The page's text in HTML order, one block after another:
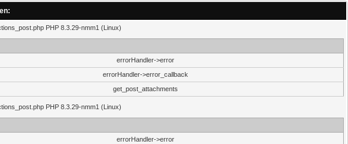
PHP 8.3.29-nmm1 (Linux)
errorHandler->error
errorHandler->error_callback
get_post_attachments
PHP 8.3.29-nmm1 (Linux)
errorHandler->error